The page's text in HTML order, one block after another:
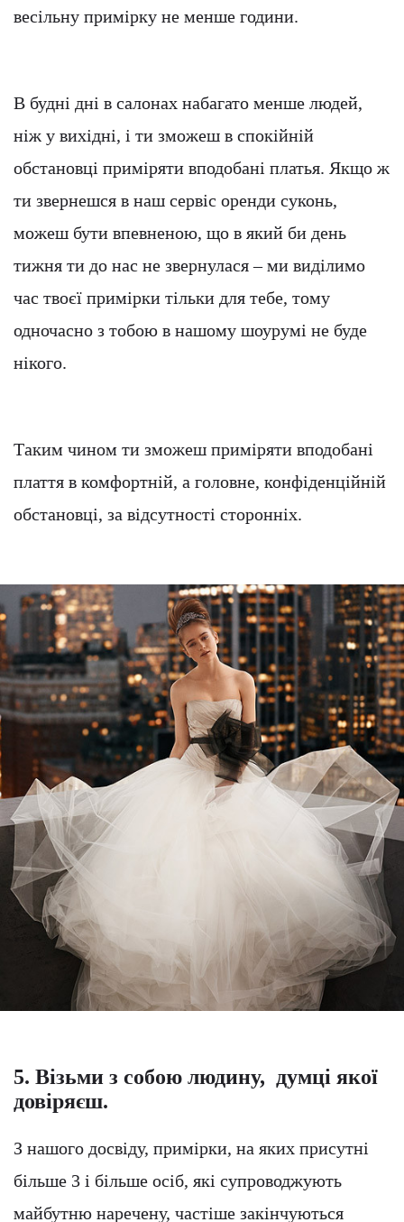
весільну примірку не менше години.
В будні дні в салонах набагато менше людей,
ніж у вихідні, і ти зможеш в спокійній
обстановці приміряти вподобані платья. Якщо ж
ти звернешся в наш сервіс оренди суконь,
можеш бути впевненою, що в який би день
тижня ти до нас не звернулася – ми виділимо
час твоєї примірки тільки для тебе, тому
одночасно з тобою в нашому шоурумі не буде
нікого.
Таким чином ти зможеш приміряти вподобані
плаття в комфортній, а головне, конфіденційній
обстановці, за відсутності сторонніх.
5. Візьми з собою людину, думці якої
довіряєш.
З нашого досвіду, примірки, на яких присутні
більше 3 і більше осіб, які супроводжують
майбутню наречену, частіше закінчуються